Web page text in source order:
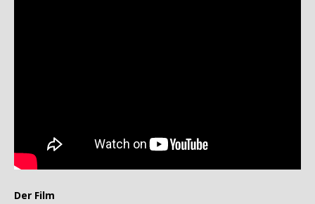
Der Film